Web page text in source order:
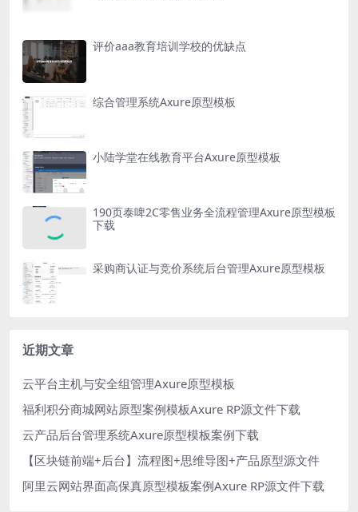
评价aaa教育培训学校的优缺点
综合管理系统Axure原型模板
小陆学堂在线教育平台Axure原型模板
190页泰啤2C零售业务全流程管理Axure原型模板
下载
采购商认证与竞价系统后台管理Axure原型模板
近期文章
云平台主机与安全组管理Axure原型模板
福利积分商城网站原型案例模板Axure RP源文件下载
云产品后台管理系统Axure原型模板案例下载
【区块链前端+后台】流程图+思维导图+产品原型源文件
阿里云网站界面高保真原型模板案例Axure RP源文件下载